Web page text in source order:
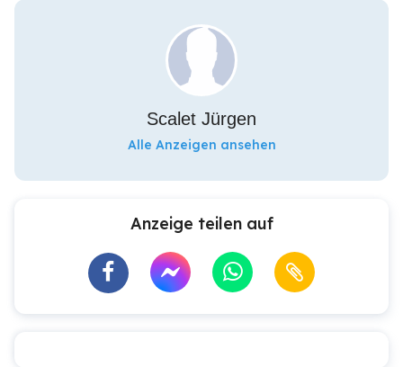
Scalet Jürgen
Alle Anzeigen ansehen
Anzeige teilen auf